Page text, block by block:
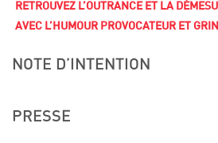
RETROUVEZ L’OUTRANCE ET LA
AVEC L’HUMOUR PROVOCATEUR ET
NOTE D’INTENTION
PRESSE